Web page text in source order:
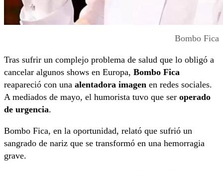
Bombo Fica
Tras sufrir un complejo problema de salud que lo obligó a
cancelar algunos shows en Europa, Bombo Fica
reapareció con una alentadora imagen en redes sociales.
A mediados de mayo, el humorista tuvo que ser operado
de urgencia.
Bombo Fica, en la oportunidad, relató que sufrió un
sangrado de nariz que se transformó en una hemorragia
grave.